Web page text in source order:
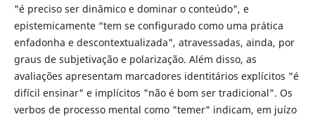
"é preciso ser dinâmico e dominar o conteúdo", e
epistemicamente “tem se configurado como uma prática
enfadonha e descontextualizada", atravessadas, ainda, por
graus de subjetivação e polarização. Além disso, as
avaliações apresentam marcadores identitários explícitos "é
difícil ensinar" e implícitos "não é bom ser tradicional". Os
verbos de processo mental como "temer" indicam, em juízo